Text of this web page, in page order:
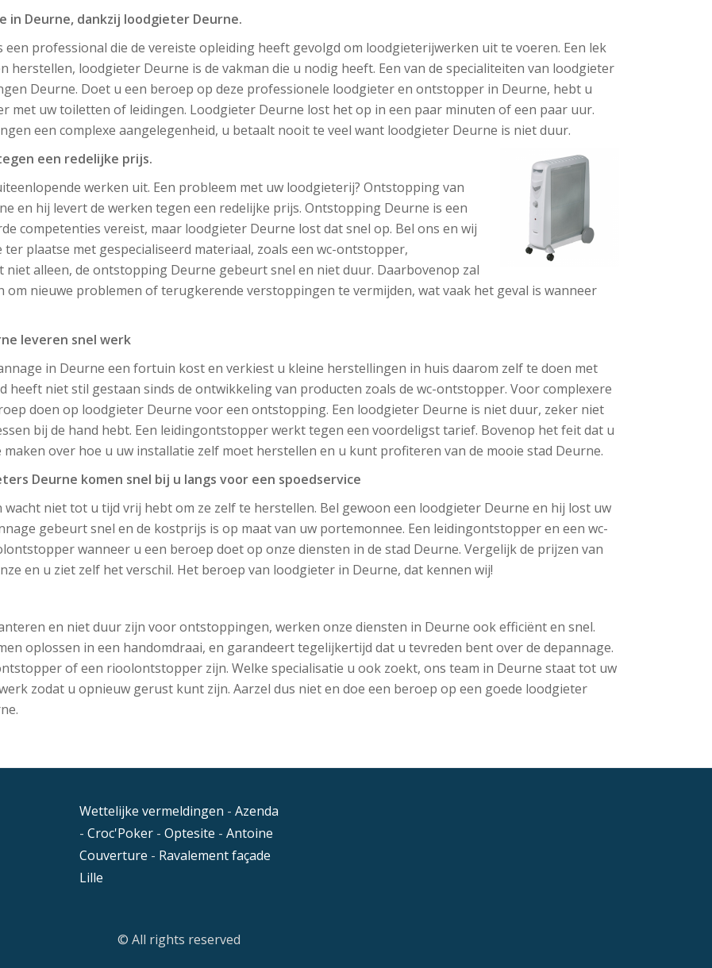
in Deurne, dankzij loodgieter Deurne.
een professional die de vereiste opleiding heeft gevolgd om loodgieterijwerken uit te voeren. Een lek
herstellen, loodgieter Deurne is de vakman die u nodig heeft. Een van de specialiteiten van loodgieter
Deurne. Doet u een beroep op deze professionele loodgieter en ontstopper in Deurne, hebt u
met uw toiletten of leidingen. Loodgieter Deurne lost het op in een paar minuten of een paar uur.
een complexe aangelegenheid, u betaalt nooit te veel want loodgieter Deurne is niet duur.
een redelijke prijs.
werken uit. Een probleem met uw loodgieterij? Ontstopping van
en hij levert de werken tegen een redelijke prijs. Ontstopping Deurne is een
competenties vereist, maar loodgieter Deurne lost dat snel op. Bel ons en wij
plaatse met gespecialiseerd materiaal, zoals een wc-ontstopper,
alleen, de ontstopping Deurne gebeurt snel en niet duur. Daarbovenop zal
nieuwe problemen of terugkerende verstoppingen te vermijden, wat vaak het geval is wanneer
leveren snel werk
in Deurne een fortuin kost en verkiest u kleine herstellingen in huis daarom zelf te doen met
heeft niet stil gestaan sinds de ontwikkeling van producten zoals de wc-ontstopper. Voor complexere
doen op loodgieter Deurne voor een ontstopping. Een loodgieter Deurne is niet duur, zeker niet
bij de hand hebt. Een leidingontstopper werkt tegen een voordeligst tarief. Bovenop het feit dat u
over hoe u uw installatie zelf moet herstellen en u kunt profiteren van de mooie stad Deurne.
Deurne komen snel bij u langs voor een spoedservice
niet tot u tijd vrij hebt om ze zelf te herstellen. Bel gewoon een loodgieter Deurne en hij lost uw
gebeurt snel en de kostprijs is op maat van uw portemonnee. Een leidingontstopper en een wc-
wanneer u een beroep doet op onze diensten in de stad Deurne. Vergelijk de prijzen van
en u ziet zelf het verschil. Het beroep van loodgieter in Deurne, dat kennen wij!
en niet duur zijn voor ontstoppingen, werken onze diensten in Deurne ook efficiënt en snel.
oplossen in een handomdraai, en garandeert tegelijkertijd dat u tevreden bent over de depannage.
of een rioolontstopper zijn. Welke specialisatie u ook zoekt, ons team in Deurne staat tot uw
zodat u opnieuw gerust kunt zijn. Aarzel dus niet en doe een beroep op een goede loodgieter
Wettelijke vermeldingen - Azenda
- Croc'Poker- Optesite - Antoine
Couverture - Ravalement façade
Lille
© All rights reserved